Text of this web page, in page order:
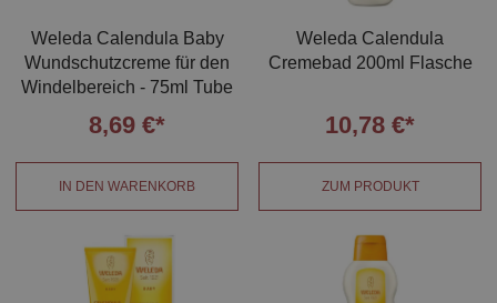
Weleda Calendula Baby
Wundschutzcreme für den
Windelbereich - 75ml Tube
8,69 €*
IN DEN WARENKORB
Weleda Calendula
Cremebad 200ml Flasche
10,78 €*
ZUM PRODUKT